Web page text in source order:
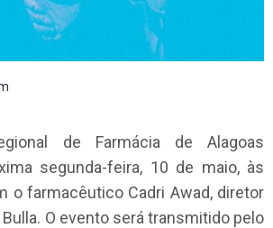
de Farmácia de Alagoas
segunda-feira, 10 de maio, às
o farmacêutico Cadri Awad, diretor
O evento será transmitido pelo